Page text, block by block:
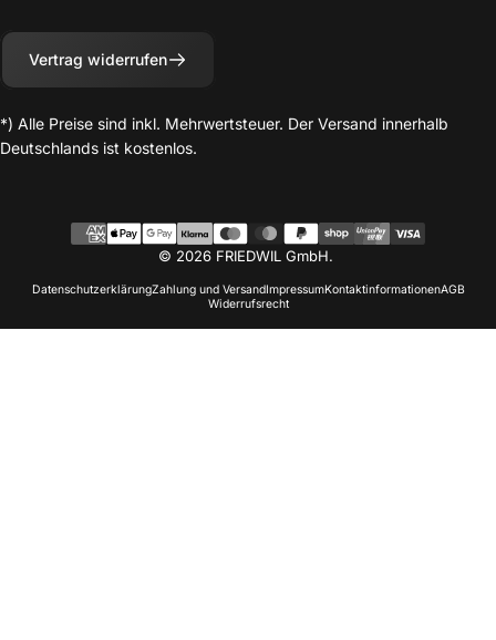
Vertrag widerrufen
*) Alle Preise sind inkl. Mehrwertsteuer. Der Versand innerhalb
Deutschlands ist kostenlos.
© 2026 FRIEDWIL GmbH.
DatenschutzerklärungZahlung und VersandImpressumKontaktinformationenAGB
Widerrufsrecht